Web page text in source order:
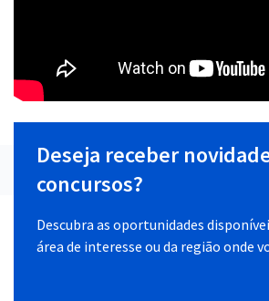
Deseja receber
concursos?
Descubra as oportunidades
área de interesse ou da região onde